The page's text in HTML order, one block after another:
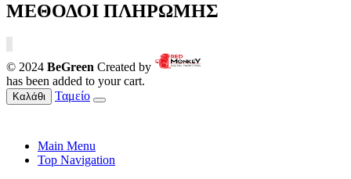
ΜΕΘΟΔΟΙ ΠΛΗΡΩΜΗΣ
© 2024 BeGreen Created by
has been added to your cart.
Καλάθι Ταμείο
Main Menu
Top Navigation